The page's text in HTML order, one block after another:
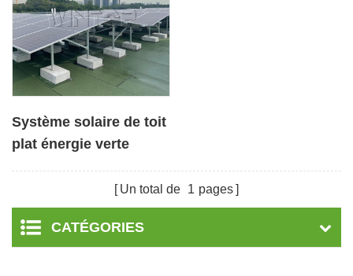
Système solaire de toit
plat énergie verte
Un total de 1 pages
CATÉGORIES